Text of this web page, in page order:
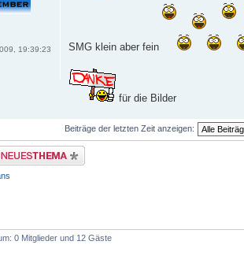
19:39:23 SMG klein aber fein
für die Bilder
Beiträge der letzten Zeit anzeigen:
Thema erstellen
0 Mitglieder und 12 Gäste